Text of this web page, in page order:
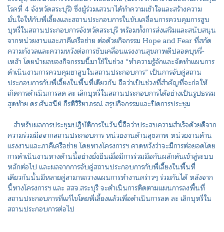
โรคที่ 4 จังหวัดสระบุรี) ซึ่งผู้ร่วมเสวนาได้ทำความเข้าใจและสร้างความ
มั่นใจให้กับพี่เลี้ยงและสถานประกอบการในขับเคลื่อนการควบคุมการสูบ
บุหรี่ในสถานประกอบการจังหวัดสระบุรี พร้อมทั้งการส่งเสริมและสนับสนุน
จากหน่วยงานและภาคีเครือข่าย ต่อด้วยกิจกรรม Hope and Fear ที่สกัด
ความกังวลและความหวังต่อการขับเคลื่อนแรงงานสุขภาพดีปลอดบุหรี่-
เหล้า โดยนำผลของกิจกรรมนี้มาใช้ในช่วง “ทำความรู้จักและจัดทำแผนการ
ดำเนินงานการควบคุมยาสูบในสถานประกอบการ” เป็นการจับคู่สถาน
ประกอบการกับพี่เลี้ยงในพื้นที่เดียวกัน ถือว่าเป็นช่วงที่สำคัญที่จะก่อให้
เกิดการดำเนินการลด ละ เลิกบุหรี่ในสถานประกอบการได้อย่างเป็นรูปธรรม
สุดท้าย ดร.ศันสนีย์ กีรติวิริยาภรณ์ สรุปกิจกรรมและปิดการประชุม
สำหรับผลการประชุมปฏิบัติการในวันนี้ถือว่าประสบความสำเร็จด้วยดีจาก
ความร่วมมือจากสถานประกอบการ หน่วยงานด้านสุขภาพ หน่วยงานด้าน
แรงงานและภาคีเครือข่าย โดยทางโครงการฯ คาดหวังว่าจะมีการต่อยอดโดย
การดำเนินงานทางด้านนี้อย่างยั่งยืนเมื่อมีการร่วมมือกันผลักดันเข้าสู่ระบบ
หลักต่อไป และผลจากการจับคู่สถานประกอบการกับพี่เลี้ยงในพื้นที่
เดียวกันนั้นมีหลายคู่สามารถวางแผนการทำงานคร่าวๆ ร่วมกันได้ หลังจาก
นี้ทางโครงการฯ และ สสจ.สระบุรี จะดำเนินการติดตามแผนการลงพื้นที่
สถานประกอบการที่แก้ไขโดยพี่เลี้ยงแล้วเพื่อดำเนินการลด ละ เลิกบุหรี่ใน
สถานประกอบการต่อไป